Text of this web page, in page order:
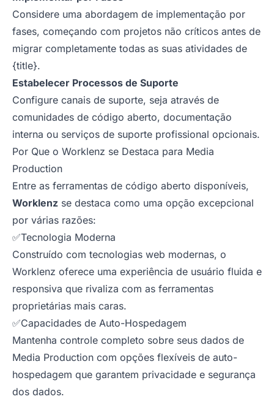
Considere uma abordagem de implementação por
fases, começando com projetos não críticos antes de
migrar completamente todas as suas atividades de
{title}.
Estabelecer Processos de Suporte
Configure canais de suporte, seja através de
comunidades de código aberto, documentação
interna ou serviços de suporte profissional opcionais.
Por Que o Worklenz se Destaca para Media
Production
Entre as ferramentas de código aberto disponíveis,
Worklenz se destaca como uma opção excepcional
por várias razões:
✅Tecnologia Moderna
Construído com tecnologias web modernas, o
Worklenz oferece uma experiência de usuário fluida e
responsiva que rivaliza com as ferramentas
proprietárias mais caras.
✅Capacidades de Auto-Hospedagem
Mantenha controle completo sobre seus dados de
Media Production com opções flexíveis de auto-
hospedagem que garantem privacidade e segurança
dos dados.